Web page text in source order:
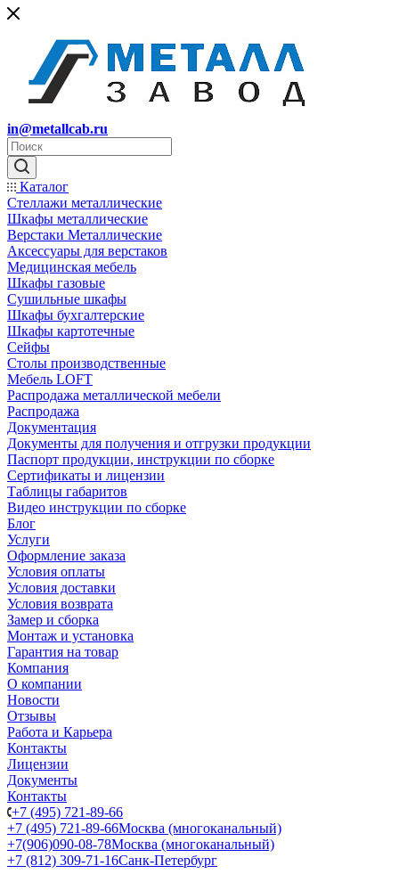
in@metallcab.ru
Каталог
Стеллажи металлические
Шкафы металлические
Верстаки Металлические
Аксессуары для верстаков
Медицинская мебель
Шкафы газовые
Сушильные шкафы
Шкафы бухгалтерские
Шкафы картотечные
Сейфы
Столы производственные
Мебель LOFT
Распродажа металлической мебели
Распродажа
Документация
Документы для получения и отгрузки продукции
Паспорт продукции, инструкции по сборке
Сертификаты и лицензии
Таблицы габаритов
Видео инструкции по сборке
Блог
Услуги
Оформление заказа
Условия оплаты
Условия доставки
Условия возврата
Замер и сборка
Монтаж и установка
Гарантия на товар
Компания
О компании
Новости
Отзывы
Работа и Карьера
Контакты
Лицензии
Документы
Контакты
+7 (495) 721-89-66
+7 (495) 721-89-66Москва (многоканальный)
+7(906)090-08-78Москва (многоканальный)
+7 (812) 309-71-16Санк-Петербург